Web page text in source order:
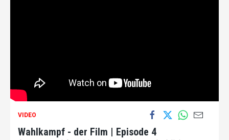
VIDEO
Wahlkampf - der Film | Episode 4